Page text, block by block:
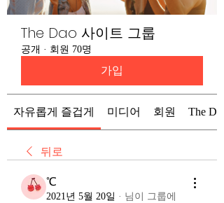
The Dao 사이트 그룹
공개 · 회원 70명
가입
자유롭게 즐겁게 미디어 회원 The Dao
뒤로
℃
2021년 5월 20일 · 님이 그룹에